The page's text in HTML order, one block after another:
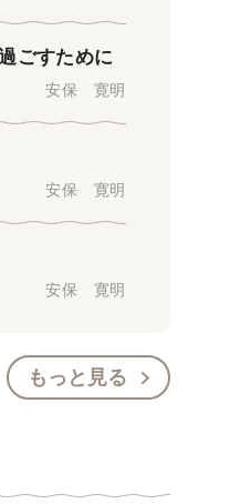
ごすために
安保 寛明
安保 寛明
安保 寛明
もっと見る